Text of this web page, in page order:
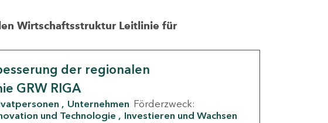
Wirtschaftsstruktur Leitlinie für
der regionalen
GRW RIGA
Unternehmen Förderzweck:
und Technologie
Investieren und Wachsen